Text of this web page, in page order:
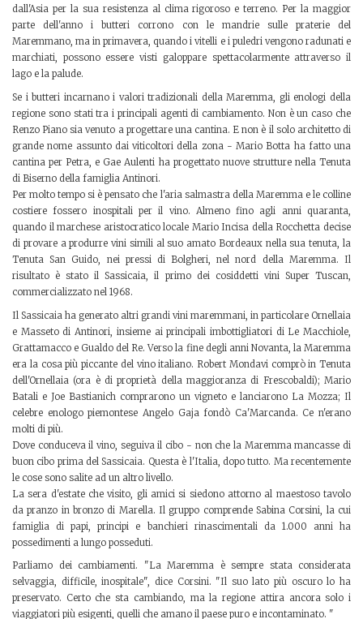
dall'Asia per la sua resistenza al clima rigoroso e terreno. Per la maggior
parte dell'anno i butteri corrono con le mandrie sulle praterie del
Maremmano, ma in primavera, quando i vitelli e i puledri vengono radunati e
marchiati, possono essere visti galoppare spettacolarmente attraverso il
lago e la palude.
Se i butteri incarnano i valori tradizionali della Maremma, gli enologi della
regione sono stati tra i principali agenti di cambiamento. Non è un caso che
Renzo Piano sia venuto a progettare una cantina. E non è il solo architetto di
grande nome assunto dai viticoltori della zona - Mario Botta ha fatto una
cantina per Petra, e Gae Aulenti ha progettato nuove strutture nella Tenuta
di Biserno della famiglia Antinori.
Per molto tempo si è pensato che l'aria salmastra della Maremma e le colline
costiere fossero inospitali per il vino. Almeno fino agli anni quaranta,
quando il marchese aristocratico locale Mario Incisa della Rocchetta decise
di provare a produrre vini simili al suo amato Bordeaux nella sua tenuta, la
Tenuta San Guido, nei pressi di Bolgheri, nel nord della Maremma. Il
risultato è stato il Sassicaia, il primo dei cosiddetti vini Super Tuscan,
commercializzato nel 1968.
Il Sassicaia ha generato altri grandi vini maremmani, in particolare Ornellaia
e Masseto di Antinori, insieme ai principali imbottigliatori di Le Macchiole,
Grattamacco e Gualdo del Re. Verso la fine degli anni Novanta, la Maremma
era la cosa più piccante del vino italiano. Robert Mondavi comprò in Tenuta
dell'Ornellaia (ora è di proprietà della maggioranza di Frescobaldi); Mario
Batali e Joe Bastianich comprarono un vigneto e lanciarono La Mozza; Il
celebre enologo piemontese Angelo Gaja fondò Ca'Marcanda. Ce n'erano
molti di più.
Dove conduceva il vino, seguiva il cibo - non che la Maremma mancasse di
buon cibo prima del Sassicaia. Questa è l'Italia, dopo tutto. Ma recentemente
le cose sono salite ad un altro livello.
La sera d'estate che visito, gli amici si siedono attorno al maestoso tavolo
da pranzo in bronzo di Marella. Il gruppo comprende Sabina Corsini, la cui
famiglia di papi, principi e banchieri rinascimentali da 1.000 anni ha
possedimenti a lungo posseduti.
Parliamo dei cambiamenti. "La Maremma è sempre stata considerata
selvaggia, difficile, inospitale", dice Corsini. "Il suo lato più oscuro lo ha
preservato. Certo che sta cambiando, ma la regione attira ancora solo i
viaggiatori più esigenti, quelli che amano il paese puro e incontaminato. "